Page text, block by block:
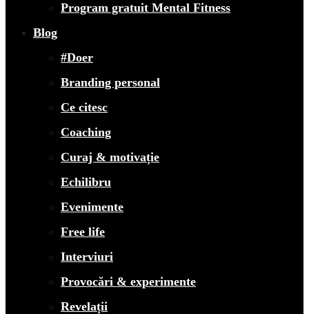
Program gratuit Mental Fitness
Blog
#Doer
Branding personal
Ce citesc
Coaching
Curaj & motivație
Echilibru
Evenimente
Free life
Interviuri
Provocări & experimente
Revelații